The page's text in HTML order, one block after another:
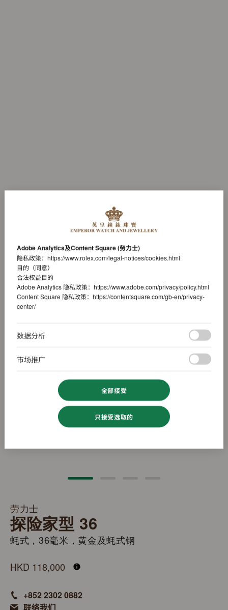
劳力士
探险家型 36
蚝式，36毫米，黄金及蚝式钢
HKD 118,000
+852 2302 0882
联络我们
Adobe Analytics及Content Square (勞力士)
隐私政策： https://www.rolex.com/legal-notices/cookies.html
目的（同意）
合法权益目的
Adobe Analytics 隐私政策： https://www.adobe.com/privacy/policy.html
Content Square 隐私政策： https://contentsquare.com/gb-en/privacy-
center/
数据分析
市场推广
全部接受
只接受选取的